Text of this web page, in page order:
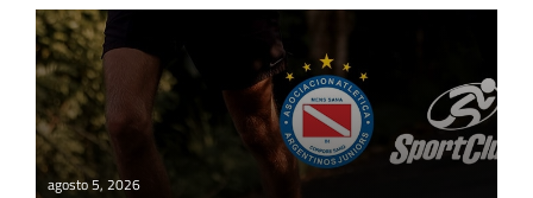
agosto 5, 2026